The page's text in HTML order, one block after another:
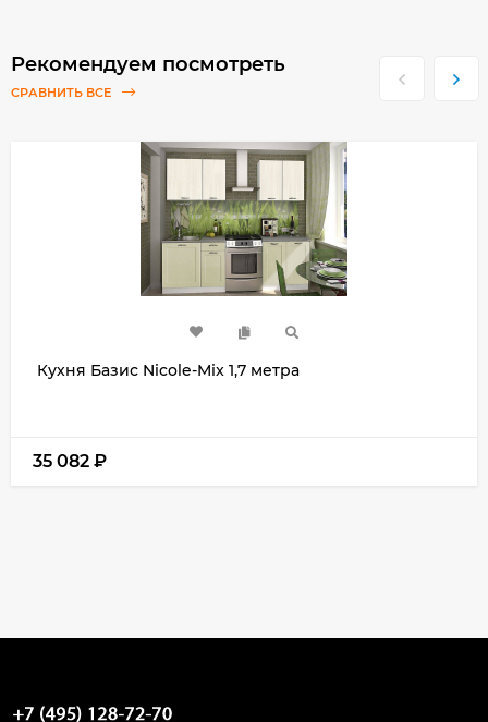
Рекомендуем посмотреть
СРАВНИТЬ ВСЕ
Кухня Базис Nicole-Mix 1,7 метра
35 082 ₽